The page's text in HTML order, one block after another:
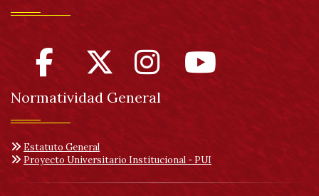
Normatividad General
Estatuto General
Proyecto Universitario Institucional - PUI